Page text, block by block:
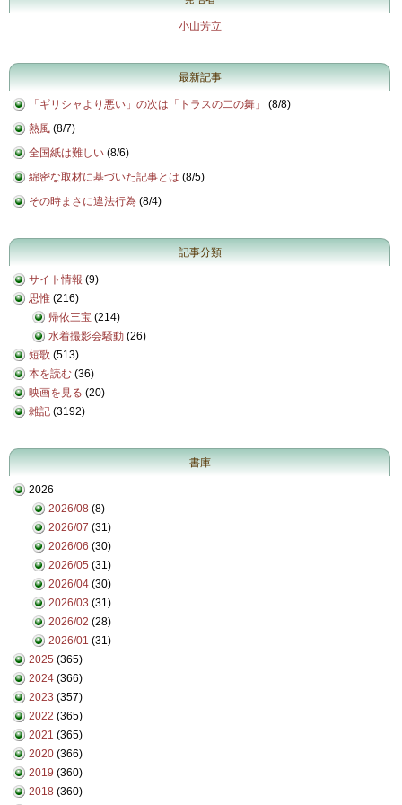
小山芳立
最新記事
「ギリシャより悪い」の次は「トラスの二の舞」 (8/8)
熱風 (8/7)
全国紙は難しい (8/6)
綿密な取材に基づいた記事とは (8/5)
その時まさに違法行為 (8/4)
記事分類
サイト情報 (9)
思惟 (216)
帰依三宝 (214)
水着撮影会騒動 (26)
短歌 (513)
本を読む (36)
映画を見る (20)
雑記 (3192)
書庫
2026
2026/08 (8)
2026/07 (31)
2026/06 (30)
2026/05 (31)
2026/04 (30)
2026/03 (31)
2026/02 (28)
2026/01 (31)
2025 (365)
2024 (366)
2023 (357)
2022 (365)
2021 (365)
2020 (366)
2019 (360)
2018 (360)